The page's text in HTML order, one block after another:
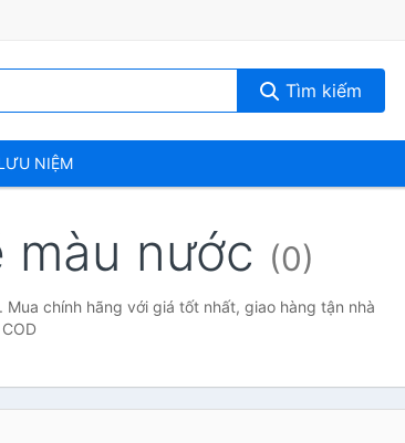
Tìm kiếm
NIỆM
nước (0)
chính hãng với giá tốt nhất, giao hàng tận nhà